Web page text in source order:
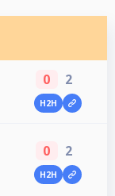
0 2
H2H
0 2
H2H